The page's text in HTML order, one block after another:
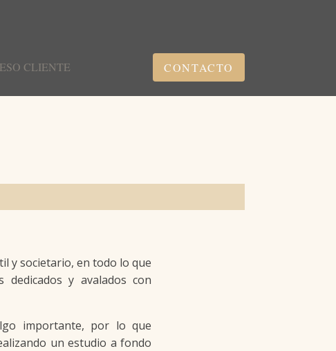
CLIENTE CONTACTO
y societario, en todo lo que
y avalados con
importante, por lo que
un estudio a fondo